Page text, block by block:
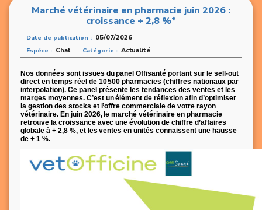
Marché vétérinaire en pharmacie juin 2026 :
croissance + 2,8 %*
Date de publication : 05/07/2026
Espéce : Chat Catégorie : Actualité
Nos données sont issues du panel Offisanté portant sur le sell-out
direct en temps réel de 10 500 pharmacies (chiffres nationaux par
interpolation). Ce panel présente les tendances des ventes et les
marges moyennes. C’est un élément de réflexion afin d’optimiser
la gestion des stocks et l’offre commerciale de votre rayon
vétérinaire. En juin 2026, le marché vétérinaire en pharmacie
retrouve la croissance avec une évolution de chiffre d’affaires
globale à + 2,8 %, et les ventes en unités connaissent une hausse
de + 1 %.